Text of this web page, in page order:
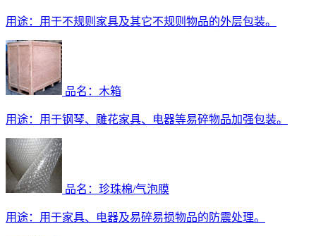
用途： 用于不规则家具及其它不规则物品的外层包装。
品名：木箱
用途： 用于钢琴、雕花家具、电器等易碎物品加强包装。
品名：珍珠棉/气泡膜
用途： 用于家具、电器及易碎易损物品的防震处理。